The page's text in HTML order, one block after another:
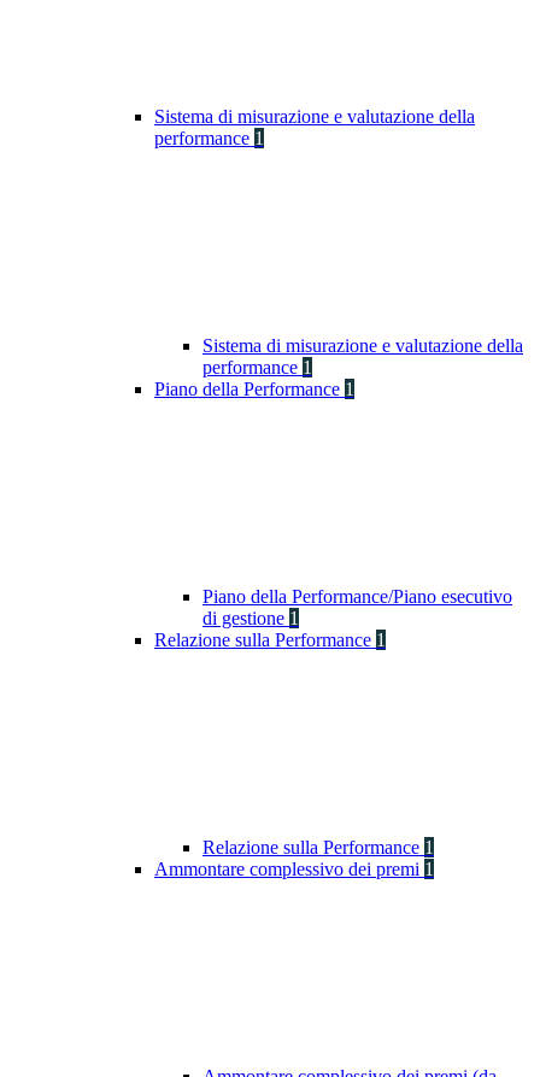
Sistema di misurazione e valutazione della
performance 1
Sistema di misurazione e valutazione della
performance 1
Piano della Performance 1
Piano della Performance/Piano esecutivo
di gestione 1
Relazione sulla Performance 1
Relazione sulla Performance 1
Ammontare complessivo dei premi 1